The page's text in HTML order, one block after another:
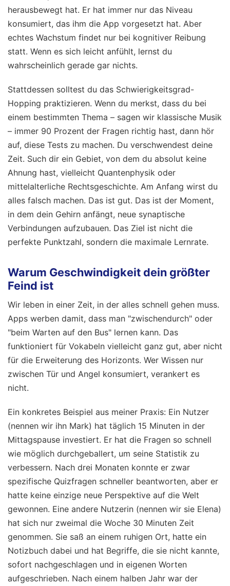
herausbewegt hat. Er hat immer nur das Niveau
konsumiert, das ihm die App vorgesetzt hat. Aber
echtes Wachstum findet nur bei kognitiver Reibung
statt. Wenn es sich leicht anfühlt, lernst du
wahrscheinlich gerade gar nichts.
Stattdessen solltest du das Schwierigkeitsgrad-
Hopping praktizieren. Wenn du merkst, dass du bei
einem bestimmten Thema – sagen wir klassische Musik
– immer 90 Prozent der Fragen richtig hast, dann hör
auf, diese Tests zu machen. Du verschwendest deine
Zeit. Such dir ein Gebiet, von dem du absolut keine
Ahnung hast, vielleicht Quantenphysik oder
mittelalterliche Rechtsgeschichte. Am Anfang wirst du
alles falsch machen. Das ist gut. Das ist der Moment,
in dem dein Gehirn anfängt, neue synaptische
Verbindungen aufzubauen. Das Ziel ist nicht die
perfekte Punktzahl, sondern die maximale Lernrate.
Warum Geschwindigkeit dein größter
Feind ist
Wir leben in einer Zeit, in der alles schnell gehen muss.
Apps werben damit, dass man "zwischendurch" oder
"beim Warten auf den Bus" lernen kann. Das
funktioniert für Vokabeln vielleicht ganz gut, aber nicht
für die Erweiterung des Horizonts. Wer Wissen nur
zwischen Tür und Angel konsumiert, verankert es
nicht.
Ein konkretes Beispiel aus meiner Praxis: Ein Nutzer
(nennen wir ihn Mark) hat täglich 15 Minuten in der
Mittagspause investiert. Er hat die Fragen so schnell
wie möglich durchgeballert, um seine Statistik zu
verbessern. Nach drei Monaten konnte er zwar
spezifische Quizfragen schneller beantworten, aber er
hatte keine einzige neue Perspektive auf die Welt
gewonnen. Eine andere Nutzerin (nennen wir sie Elena)
hat sich nur zweimal die Woche 30 Minuten Zeit
genommen. Sie saß an einem ruhigen Ort, hatte ein
Notizbuch dabei und hat Begriffe, die sie nicht kannte,
sofort nachgeschlagen und in eigenen Worten
aufgeschrieben. Nach einem halben Jahr war der